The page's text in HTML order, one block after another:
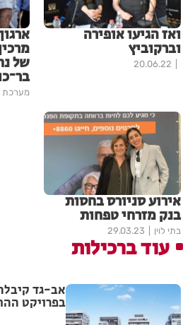
ואז הגיעו אופירה
וברקוביץ
20.06.22 של
מערכת
אירוע סניורס בחסות
בנק מזרחי טפחות
בתי לוין 29.03.23
עוד ברכילות
אב-גד
בפרויקט